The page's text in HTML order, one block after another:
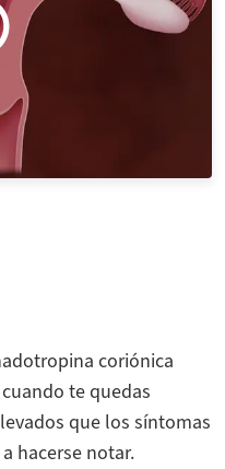
coriónica
te quedas
que los síntomas
hacerse notar.